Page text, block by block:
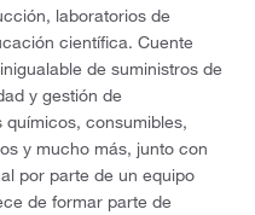
laboratorios de
científica. Cuente
de suministros de
y gestión de
consumibles,
y mucho más, junto con
por parte de un equipo
de formar parte de